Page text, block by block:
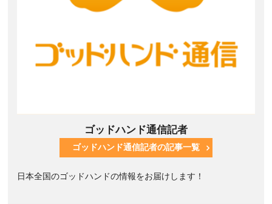
ゴッドハンド通信記者
ゴッドハンド通信記者の記事一覧
日本全国のゴッドハンドの情報をお届けします！